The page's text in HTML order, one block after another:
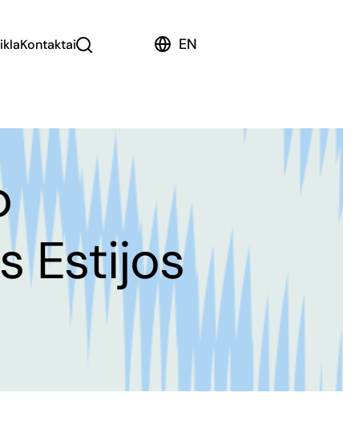
Kontaktai EN
Estijos